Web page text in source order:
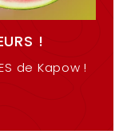
!
de Kapow !